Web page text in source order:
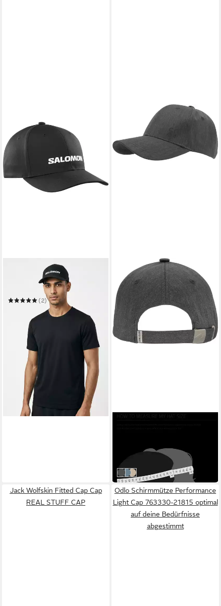
Baseball Cap SALOMON
LOGO CAP
(2)
UVP25,00 €
in 1-2 Werktagen bei dir
-30%
in 1-2 Werktagen bei dir
dark grey
washed blue
beige
Jack Wolfskin Fitted Cap Cap
REAL STUFF CAP
Odlo Schirmmütze Performance
Light Cap 763330-21815 optimal
auf deine Bedürfnisse
abgestimmt